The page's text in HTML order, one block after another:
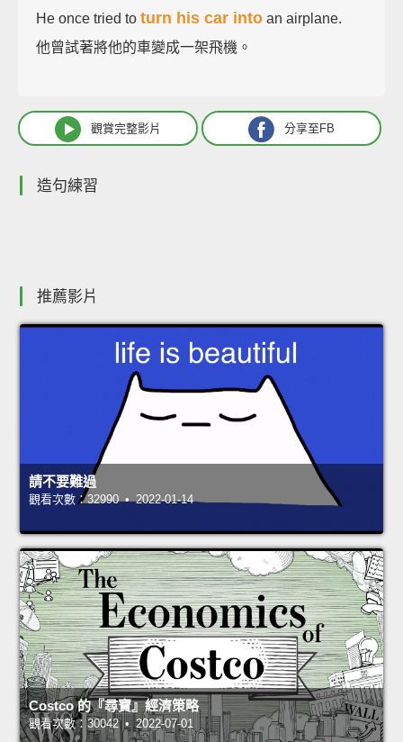
He once tried to turn his car into an airplane.
他曾試著將他的車變成一架飛機。
觀賞完整影片 分享至FB
造句練習
推薦影片
請不要難過
觀看次數：32990 • 2022-01-14
Costco 的『尋寶』經濟策略
觀看次數：30042 • 2022-07-01